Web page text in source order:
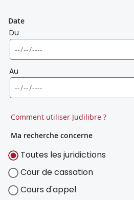
Date
Du
Au
Comment utiliser Judilibre ?
Ma recherche concerne
Toutes les juridictions
Cour de cassation
Cours d'appel